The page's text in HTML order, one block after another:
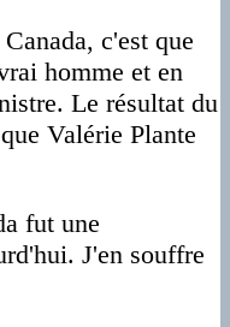
c'est que
homme et en
Le résultat du
Valérie Plante
fut une
J'en souffre